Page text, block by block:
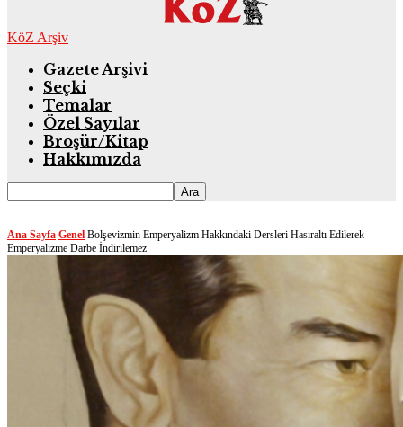
KöZ Arşiv
Gazete Arşivi
Seçki
Temalar
Özel Sayılar
Broşür/Kitap
Hakkımızda
Ana Sayfa Genel Bolşevizmin Emperyalizm Hakkındaki Dersleri Hasıraltı Edilerek
Emperyalizme Darbe İndirilemez